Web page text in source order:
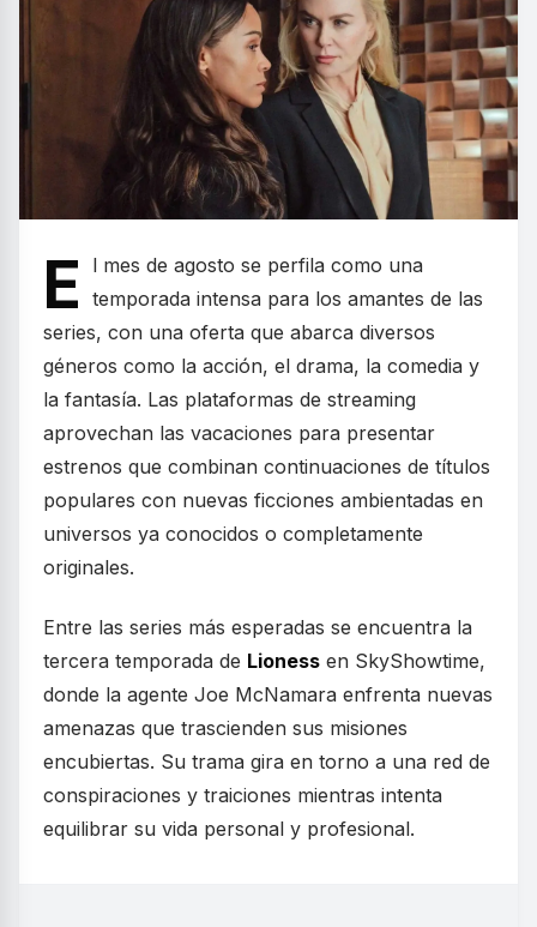
E
l mes de agosto se perfila como una
temporada intensa para los amantes de las
series, con una oferta que abarca diversos
géneros como la acción, el drama, la comedia y
la fantasía. Las plataformas de streaming
aprovechan las vacaciones para presentar
estrenos que combinan continuaciones de títulos
populares con nuevas ficciones ambientadas en
universos ya conocidos o completamente
originales.
Entre las series más esperadas se encuentra la
tercera temporada de Lioness en SkyShowtime,
donde la agente Joe McNamara enfrenta nuevas
amenazas que trascienden sus misiones
encubiertas. Su trama gira en torno a una red de
conspiraciones y traiciones mientras intenta
equilibrar su vida personal y profesional.